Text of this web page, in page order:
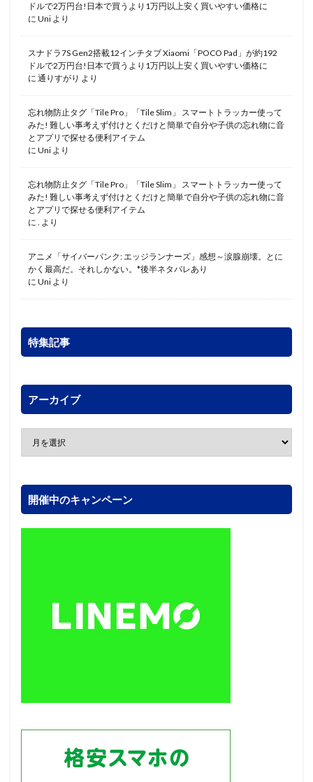
ドルで2万円台!日本で買うより1万円以上安く買いやすい価格に
に Uni より
スナドラ7S Gen2搭載12インチタブ Xiaomi「POCO Pad」が約192
ドルで2万円台!日本で買うより1万円以上安く買いやすい価格に
に 通りすがり より
忘れ物防止タグ「Tile Pro」「Tile Slim」 スマートトラッカー使って
みた! 難しい事考えず付けとくだけと簡単で自分や子供の忘れ物に音
とアプリで探せる便利アイテム
に Uni より
忘れ物防止タグ「Tile Pro」「Tile Slim」 スマートトラッカー使って
みた! 難しい事考えず付けとくだけと簡単で自分や子供の忘れ物に音
とアプリで探せる便利アイテム
に . より
アニメ「サイバーパンク: エッジランナーズ」感想～涙腺崩壊。とに
かく最高だ。それしかない。*後半ネタバレあり
に Uni より
特集記事
アーカイブ
開催中のキャンペーン